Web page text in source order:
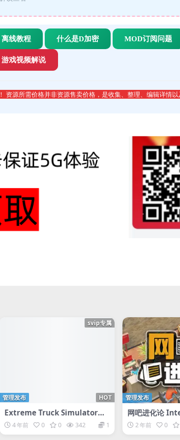
离线教程 什么是D加密 MOD订阅问题
游戏视频解说
！ 资源所需价格并非资源售卖价格，是收集、整理、编辑详情
svip专属
HOT
管理发布
Extreme Truck Simulator疯
狂卡车模拟器
4 年前 0 0 342 1
管理发布
网吧进化论
lution
2 年前 0